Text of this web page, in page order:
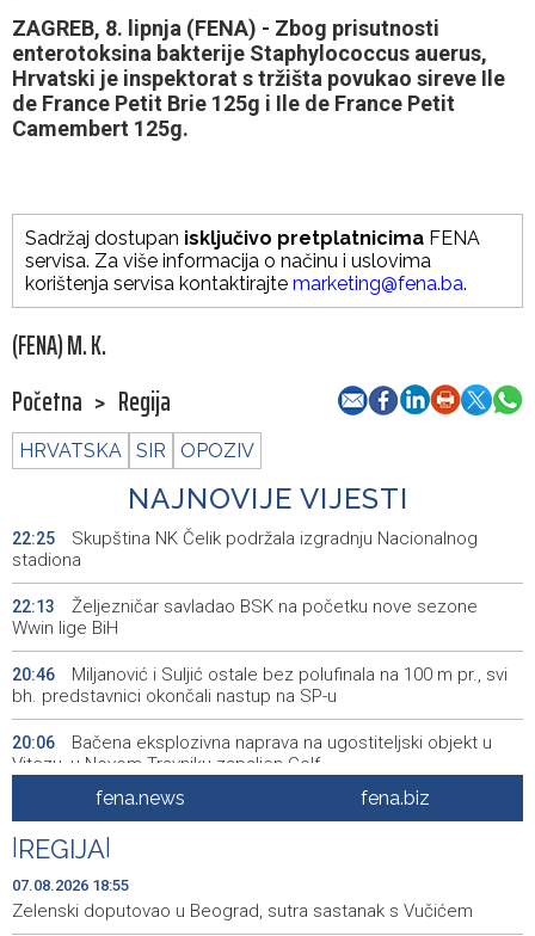
ZAGREB, 8. lipnja (FENA) - Zbog prisutnosti
enterotoksina bakterije Staphylococcus auerus,
Hrvatski je inspektorat s tržišta povukao sireve Ile
de France Petit Brie 125g i Ile de France Petit
Camembert 125g.
Sadržaj dostupan isključivo pretplatnicima FENA
servisa. Za više informacija o načinu i uslovima
korištenja servisa kontaktirajte marketing@fena.ba.
(FENA) M. K.
Početna > Regija
HRVATSKA SIR OPOZIV
NAJNOVIJE VIJESTI
22:25
Skupština NK Čelik podržala izgradnju Nacionalnog
stadiona
22:13
Željezničar savladao BSK na početku nove sezone
Wwin lige BiH
20:46
Miljanović i Suljić ostale bez polufinala na 100 m pr., svi
bh. predstavnici okončali nastup na SP-u
20:06
Bačena eksplozivna naprava na ugostiteljski objekt u
Vitezu, u Novom Travniku zapaljen Golf
Galerija ULUPUBiH otvara novu izlagačku sezonu,
predstavlja novi izlagački program
19:44 Faris Dževahirić novi nogometaš Veleža
Announcement of events for Saturday, 8 August 2026
fena.news fena.biz
REGIJA
07.08.2026 18:55
Zelenski doputovao u Beograd, sutra sastanak s Vučićem